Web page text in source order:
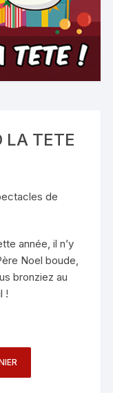
LA TETE
de
année, il n’y
Noel boude,
bronziez au
!